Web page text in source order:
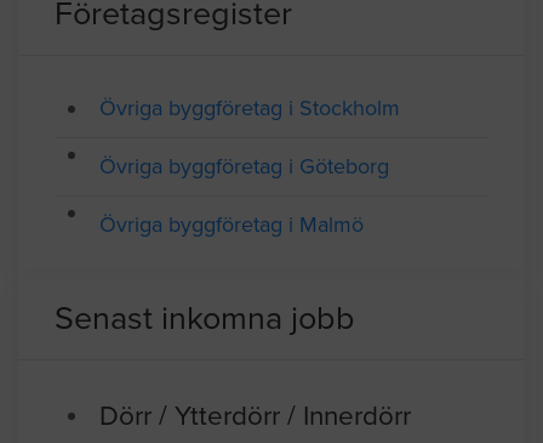
Företagsregister
Övriga byggföretag i Stockholm
Övriga byggföretag i Malmö
Senast inkomna jobb